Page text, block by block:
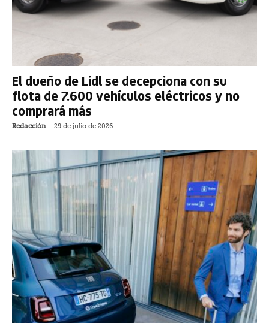
El dueño de Lidl se decepciona con su
flota de 7.600 vehículos eléctricos y no
comprará más
Redacción - 29 de julio de 2026